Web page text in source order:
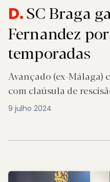
D.SC Braga
Fernandez
temporadas
Avançado (ex-Málaga)
com claúsula de
9 julho 2024